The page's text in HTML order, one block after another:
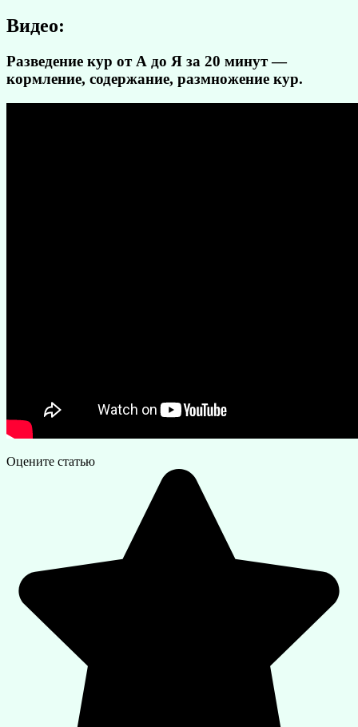
Видео:
Разведение кур от А до Я за 20 минут —
кормление, содержание, размножение кур.
Оцените статью